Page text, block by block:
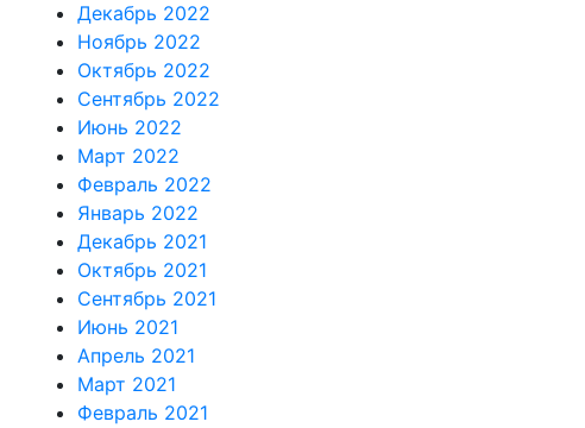
Декабрь 2022
Ноябрь 2022
Октябрь 2022
Сентябрь 2022
Июнь 2022
Март 2022
Февраль 2022
Январь 2022
Декабрь 2021
Октябрь 2021
Сентябрь 2021
Июнь 2021
Апрель 2021
Март 2021
Февраль 2021